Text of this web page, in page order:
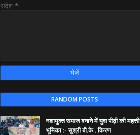
संदेश *
RANDOM POSTS
नशामुक्त समाज बनाने में युवा पीढ़ी की महत्ती
भूमिका :- सुश्री बी.के . किरण